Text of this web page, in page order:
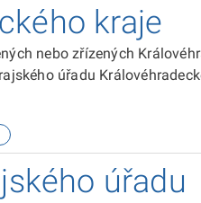
kraje
nebo zřízených
úřadu
úřadu